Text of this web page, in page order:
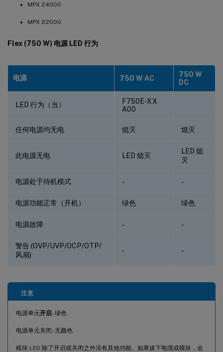
MPX 24000
MPX 22000
Flex (750 W) 电源 LED 行为
电源 750 W AC
750 W
DC
LED 行为（当）
F750E-XX
A00
任何电源均无电 熄灭 熄灭
此电源无电 LED 熄灭
LED 熄
灭
电源处于待机模式 - -
电源功能正常（开机） 绿色 绿色
电源故障 - -
警告 (OVP/UVP/OCP/OTP/
风扇)
- -
注意
电源单元开启- 绿色
电源单元关闭 - 无颜色
模块 LED 除了开启或关闭之外没有其他功能。如果拔下电缆或模块，会